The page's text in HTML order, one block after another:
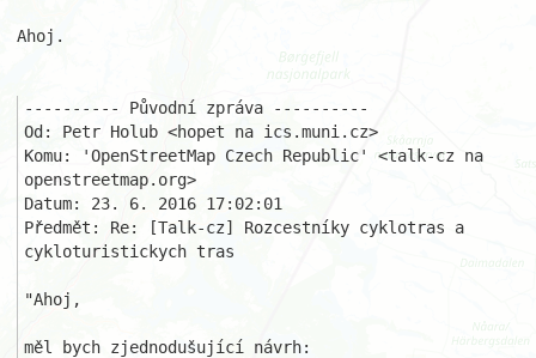
Ahoj.
---------- Původní zpráva ----------
Od: Petr Holub <hopet na ics.muni.cz>
Komu: 'OpenStreetMap Czech Republic' <talk-cz na
openstreetmap.org>
Datum: 23. 6. 2016 17:02:01
Předmět: Re: [Talk-cz] Rozcestníky cyklotras a
cykloturistickych tras
"Ahoj,
měl bych zjednodušující návrh: